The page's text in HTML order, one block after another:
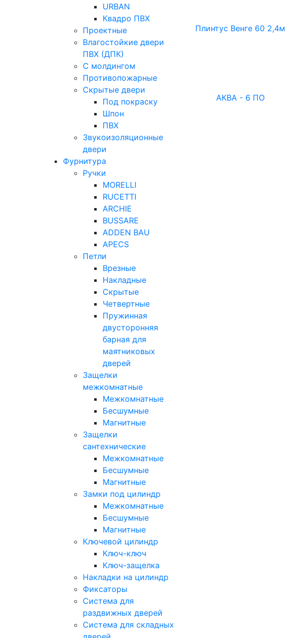
URBAN
Квадро ПВХ
Проектные
Влагостойкие двери
ПВХ (ДПК)
С молдингом
Противопожарные
Скрытые двери
Под покраску
Шпон
ПВХ
Звукоизоляционные
двери
Фурнитура
Ручки
MORELLI
RUCETTI
ARCHIE
BUSSARE
ADDEN BAU
APECS
Петли
Врезные
Накладные
Скрытые
Четвертные
Пружинная
двусторонняя
барная для
маятниковых
дверей
Защелки
межкомнатные
Межкомнатные
Бесшумные
Магнитные
Защелки
сантехнические
Межкомнатные
Бесшумные
Магнитные
Замки под цилиндр
Межкомнатные
Бесшумные
Магнитные
Ключевой цилиндр
Ключ-ключ
Ключ-защелка
Накладки на цилиндр
Фиксаторы
Система для
раздвижных дверей
Система для складных
Плинтус Венге 60 2,4м
АКВА - 6 ПО